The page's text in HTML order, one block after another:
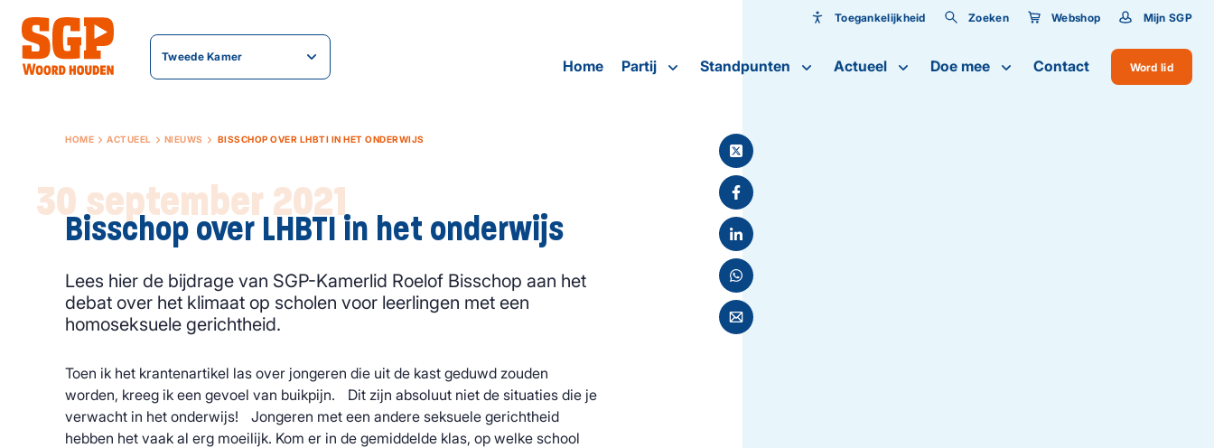
Toegankelijkheid Zoeken Webshop Mijn SGP
Tweede Kamer
Word lid
Home Partij Standpunten Actueel Doe mee Contact
HOME ACTUEEL NIEUWS BISSCHOP OVER LHBTI IN HET ONDERWIJS
30 september 2021
Bisschop over LHBTI in het onderwijs
Lees hier de bijdrage van SGP-Kamerlid Roelof Bisschop aan het
debat over het klimaat op scholen voor leerlingen met een
homoseksuele gerichtheid.
Toen ik het krantenartikel las over jongeren die uit de kast geduwd zouden
worden, kreeg ik een gevoel van buikpijn. Dit zijn absoluut niet de situaties die je
verwacht in het onderwijs! Jongeren met een andere seksuele gerichtheid
hebben het vaak al erg moeilijk. Kom er in de gemiddelde klas, op welke school